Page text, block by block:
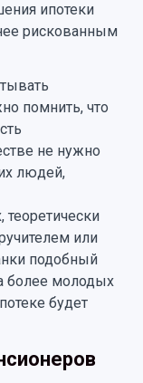
ипотеки
рискованным
помнить, что
не нужно
людей,
или
подобный
более молодых
будет